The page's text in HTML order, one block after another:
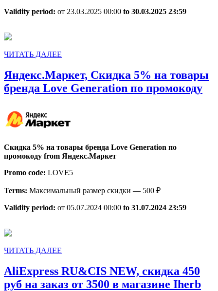
от
по
промокоду
Validity period: от 23.03.2025 00:00 to 30.03.2025 23:59
ЧИТАТЬ ДАЛЕЕ
Яндекс.Маркет, Скидка 5% на товары
бренда Love Generation по промокоду
Скидка 5% на товары бренда Love Generation по
промокоду from Яндекс.Маркет
Promo code: LOVE5
Terms: Максимальный размер скидки — 500 ₽
Validity period: от 05.07.2024 00:00 to 31.07.2024 23:59
ЧИТАТЬ ДАЛЕЕ
AliExpress RU&CIS NEW, скидка 450
руб на заказ от 3500 в магазине Iherb